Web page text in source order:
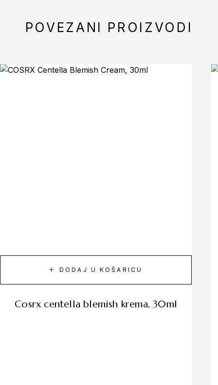
POVEZANI PROIZVODI
DODAJ U KOŠARICU
cosrx centella blemish krema, 30ml